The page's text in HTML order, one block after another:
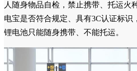
人随身物品自检，禁止携带、托运火
电宝是否符合规定、具有3C认证标识
锂电池只能随身携带、不能托运。